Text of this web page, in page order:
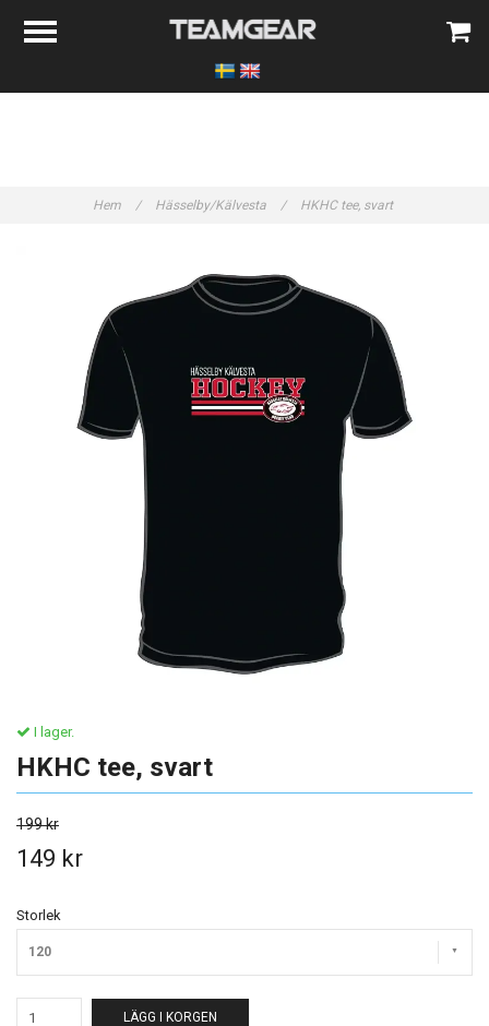
Hem / Hässelby/Kälvesta / HKHC tee, svart
I lager.
HKHC tee, svart
199 kr
149 kr
Storlek
120
LÄGG I KORGEN